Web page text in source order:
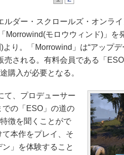
ダー・スクロールズ・オンライ
Morrowind(モロウウィンド)」を
より。「Morrowind」は“アップ
売される。有料会員である「
購入が必要となる。
、プロデューサー
の「ESO」の道の
徴を聞くことがで
本作をプレイ、そ
」を体験すること